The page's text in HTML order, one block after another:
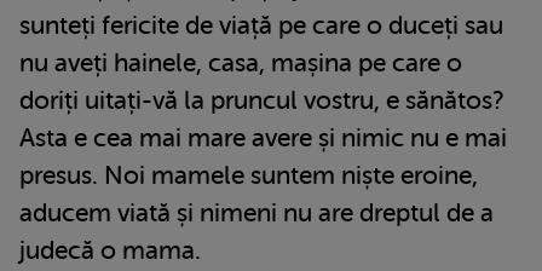
sunteți fericite de viață pe care o duceți sau
nu aveți hainele, casa, mașina pe care o
doriți uitați-vă la pruncul vostru, e sănătos?
Asta e cea mai mare avere și nimic nu e mai
presus. Noi mamele suntem niște eroine,
aducem viată și nimeni nu are dreptul de a
judecă o mama.